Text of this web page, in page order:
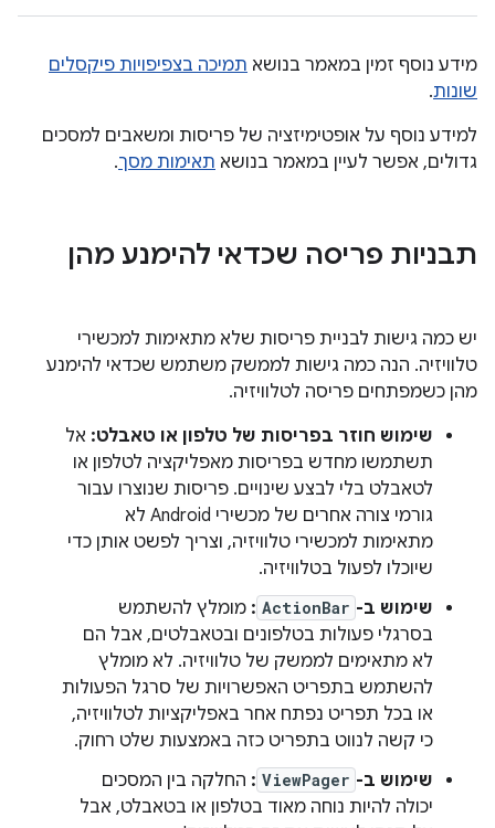
מידע נוסף זמין במאמר בנושא תמיכה בצפיפויות פיקסלים
שונות.
למידע נוסף על אופטימיזציה של פריסות ומשאבים למסכים
גדולים, אפשר לעיין במאמר בנושא תאימות מסך.
תבניות פריסה שכדאי להימנע מהן
יש כמה גישות לבניית פריסות שלא מתאימות למכשירי
טלוויזיה. הנה כמה גישות לממשק משתמש שכדאי להימנע
מהן כשמפתחים פריסה לטלוויזיה.
שימוש חוזר בפריסות של טלפון או טאבלט: אל
תשתמשו מחדש בפריסות מאפליקציה לטלפון או
לטאבלט בלי לבצע שינויים. פריסות שנוצרו עבור
גורמי צורה אחרים של מכשירי Android לא
מתאימות למכשירי טלוויזיה, וצריך לפשט אותן כדי
שיוכלו לפעול בטלוויזיה.
שימוש ב- ActionBar
: מומלץ להשתמש
בסרגלי פעולות בטלפונים ובטאבלטים, אבל הם
לא מתאימים לממשק של טלוויזיה. לא מומלץ
להשתמש בתפריט האפשרויות של סרגל הפעולות
או בכל תפריט נפתח אחר באפליקציות לטלוויזיה,
כי קשה לנווט בתפריט כזה באמצעות שלט רחוק.
שימוש ב- ViewPager
: החלקה בין המסכים
יכולה להיות נוחה מאוד בטלפון או בטאבלט, אבל